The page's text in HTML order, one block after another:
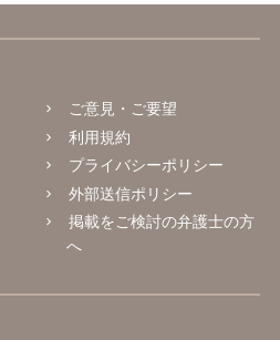
ご意見・ご要望
利用規約
プライバシーポリシー
外部送信ポリシー
掲載をご検討の弁護士の方
へ